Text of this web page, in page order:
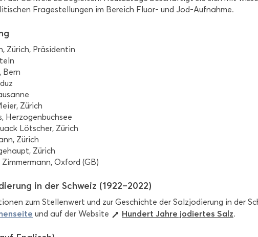
Fra­ge­stel­lun­gen im Be­reich Fluor-​ und Jod-​Aufnahme.
Zü­rich, Prä­si­den­tin
Bern
Zü­rich
Her­zo­gen­buch­see
Löt­scher, Zü­rich
Zü­rich
Zü­rich
Ox­ford (GB)
in der Schweiz (1922–2022)
zum Stel­len­wert und zur Ge­schich­te der Salz­jo­die­rung in der
und auf der Web­site Hun­dert Jahre jo­dier­tes Salz.